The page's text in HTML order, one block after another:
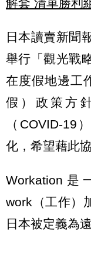
解套 清單勝利
日本讀賣新聞
舉行「觀光戰
在度假地邊工
假）政策方
（COVID-19
化，希望藉此
Workation
work（工作）
日本被定義為